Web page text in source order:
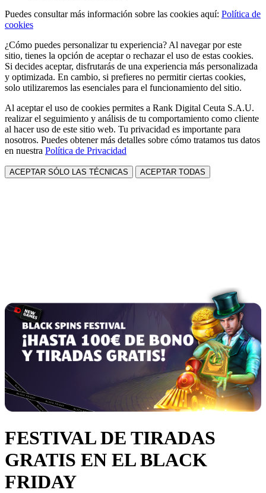
Puedes consultar más información sobre las cookies aquí: Política de
cookies
¿Cómo puedes personalizar tu experiencia? Al navegar por este
sitio, tienes la opción de aceptar o rechazar el uso de estas cookies.
Si decides aceptar, disfrutarás de una experiencia más personalizada
y optimizada. En cambio, si prefieres no permitir ciertas cookies,
solo utilizaremos las esenciales para el funcionamiento del sitio.
Al aceptar el uso de cookies permites a Rank Digital Ceuta S.A.U.
realizar el seguimiento y análisis de tu comportamiento como cliente
al hacer uso de este sitio web. Tu privacidad es importante para
nosotros. Puedes obtener más detalles sobre cómo tratamos tus datos
en nuestra Política de Privacidad
ACEPTAR SÓLO LAS TÉCNICAS ACEPTAR TODAS
FESTIVAL DE TIRADAS
GRATIS EN EL BLACK
FRIDAY